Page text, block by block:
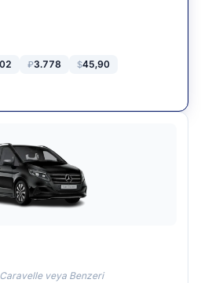
₽3.778 $45,90
veya Benzeri